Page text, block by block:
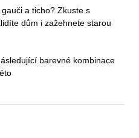
a ticho? Zkuste s
dům i zažehnete starou
barevné kombinace